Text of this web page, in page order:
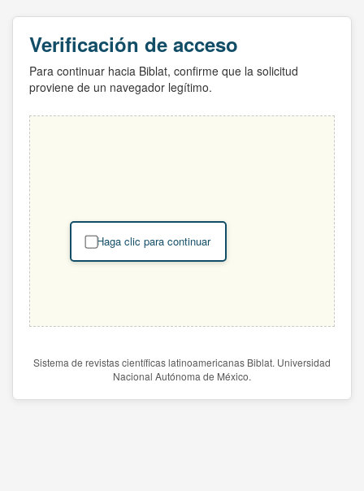
Verificación de acceso
Para continuar hacia Biblat, confirme que la solicitud
proviene de un navegador legítimo.
Haga clic para continuar
Sistema de revistas científicas latinoamericanas Biblat. Universidad
Nacional Autónoma de México.